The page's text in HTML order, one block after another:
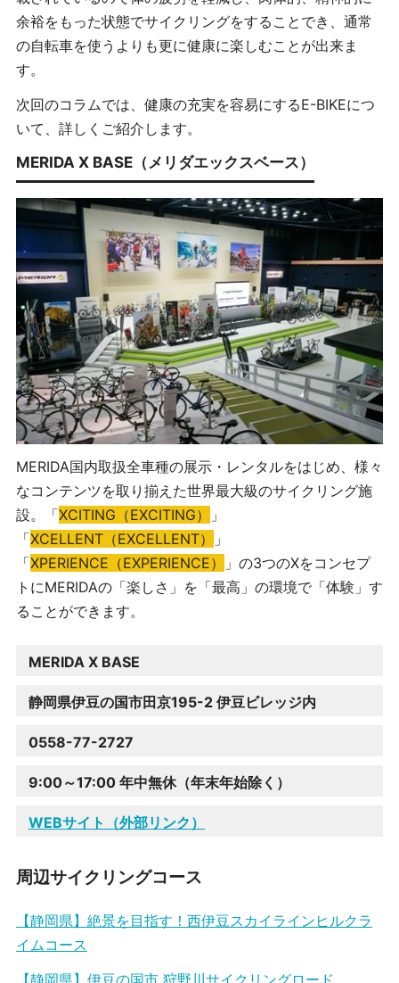
余裕をもった状態でサイクリングをすることでき、通常
の自転車を使うよりも更に健康に楽しむことが出来ま
す。
次回のコラムでは、健康の充実を容易にするE-BIKEにつ
いて、詳しくご紹介します。
MERIDA X BASE（メリダエックスベース）
MERIDA国内取扱全車種の展示・レンタルをはじめ、様々
なコンテンツを取り揃えた世界最大級のサイクリング施
設。「XCITING（EXCITING）
」
「XCELLENT（EXCELLENT）
」
「XPERIENCE（EXPERIENCE） 」の3つのXをコンセプ
トにMERIDAの「楽しさ」を「最高」の環境で「体験」す
ることができます。
MERIDA X BASE
静岡県伊⾖の国市⽥京195-2 伊⾖ビレッジ内
0558-77-2727
9:00～17:00 年中無休（年末年始除く）
WEBサイト（外部リンク）
周辺サイクリングコース
【静岡県】絶景を目指す！西伊豆スカイラインヒルクラ
イムコース
【静岡県】伊豆の国市 狩野川サイクリングロード